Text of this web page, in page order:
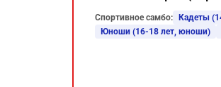
Спортивное самбо: Кадеты
Юноши (16-18 лет, юноши)